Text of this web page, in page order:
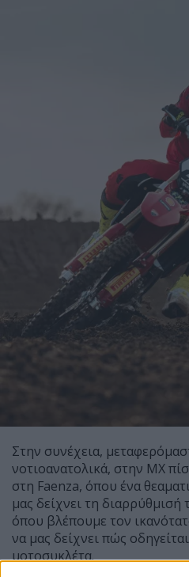
Στην συνέχεια,
νοτιοανατολικά, στην MX
στη Faenza, όπου ένα
μας δείχνει τη διαρρύθμισή
όπου βλέπουμε τον
να μας δείχνει πώς
μοτοσυκλέτα.